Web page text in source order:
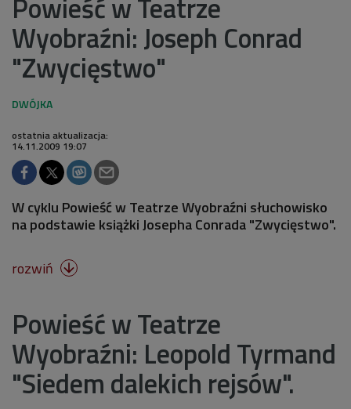
Wyobraźni: Joseph Conrad
"Zwycięstwo"
ostatnia aktualizacja:
14.11.2009 19:07
W cyklu Powieść w Teatrze Wyobraźni słuchowisko
na podstawie książki Josepha Conrada "Zwycięstwo".
rozwiń 
Powieść w Teatrze
Wyobraźni: Leopold Tyrmand
"Siedem dalekich rejsów".